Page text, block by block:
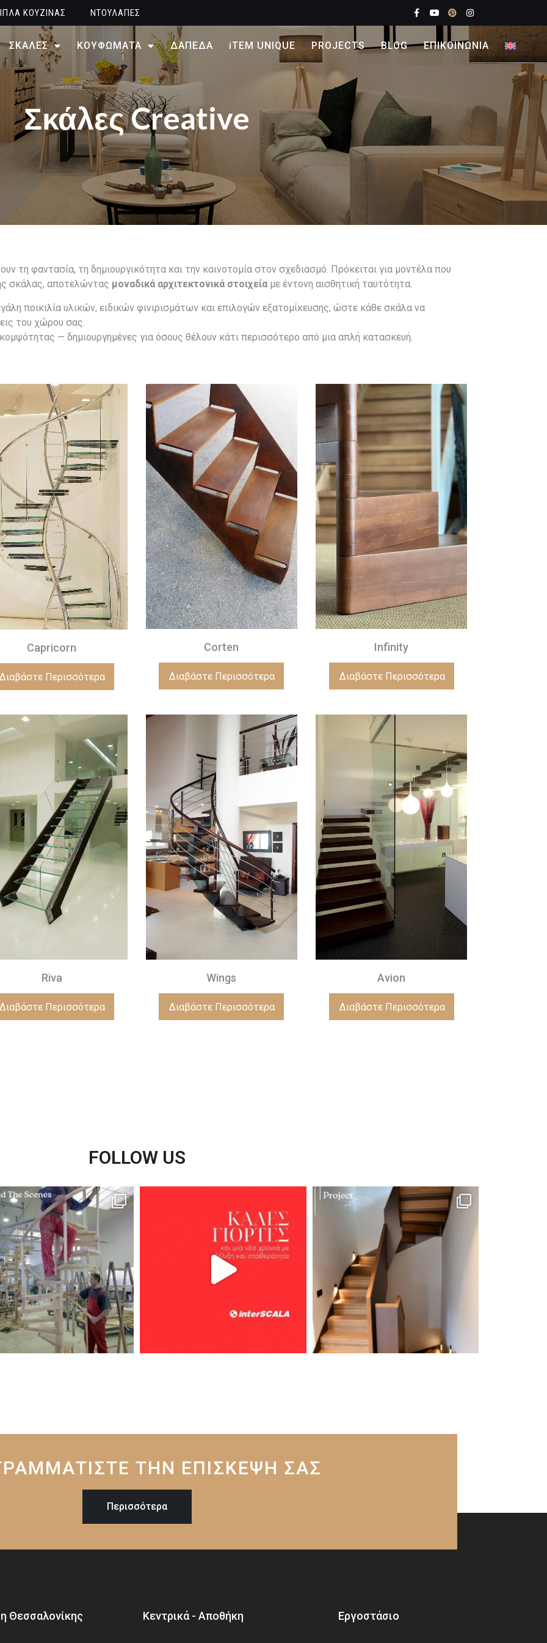
ΚΟΥΖΙΝΑΣ ΝΤΟΥΛΑΠΕΣ
ΣΚΑΛΕΣ ΚΟΥΦΩΜΑΤΑ ΔΑΠΕΔΑ iTEM UNIQUE PROJECTS BLOG ΕΠΙΚΟΙΝΩΝΙΑ
Σκάλες Creative
τη φαντασία, τη δημιουργικότητα και την καινοτομία στον σχεδιασμό. Πρόκειται για μοντέλα που
σκάλας, αποτελώντας μοναδικά αρχιτεκτονικά στοιχεία με έντονη αισθητική ταυτότητα.
ποικιλία υλικών, ειδικών φινιρισμάτων και επιλογών εξατομίκευσης, ώστε κάθε σκάλα να
του χώρου σας.
— δημιουργημένες για όσους θέλουν κάτι περισσότερο από μια απλή κατασκευή.
Capricorn Corten Infinity
Riva Wings Avion
FOLLOW US
ΤΗΝ ΕΠΙΣΚΕΨΗ ΣΑΣ
Περισσότερα
Θεσσαλονίκης Κεντρικά - Αποθήκη Εργοστάσιο